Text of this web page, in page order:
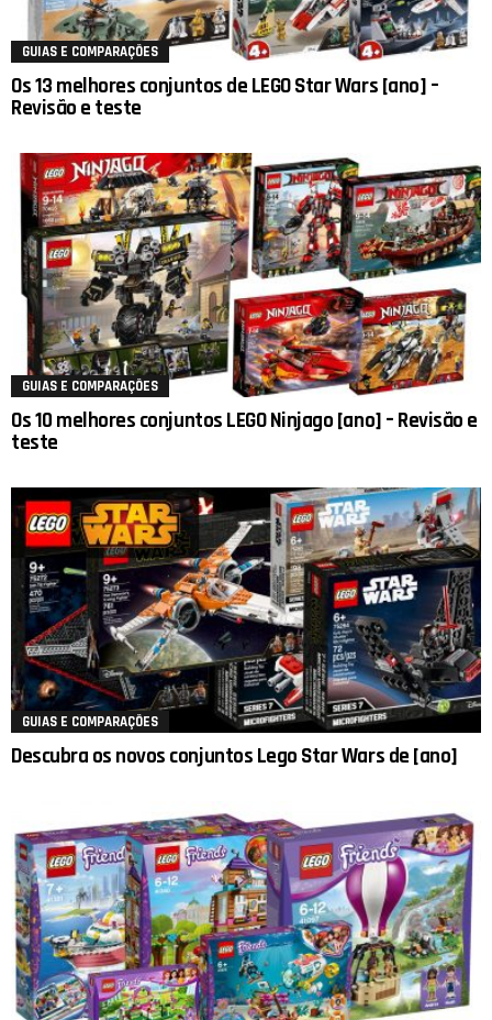
GUIAS E COMPARAÇÕES
Os 13 melhores conjuntos de LEGO Star Wars [ano] –
Revisão e teste
GUIAS E COMPARAÇÕES
Os 10 melhores conjuntos LEGO Ninjago [ano] – Revisão e
teste
GUIAS E COMPARAÇÕES
Descubra os novos conjuntos Lego Star Wars de [ano]